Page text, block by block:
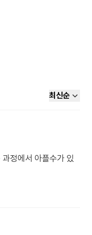
최신순
정에서 아플수가 있